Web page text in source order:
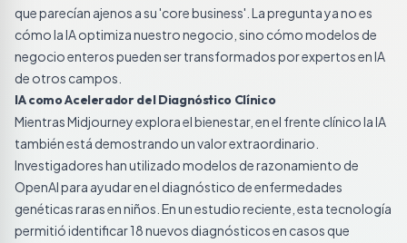
que parecían ajenos a su 'core business'. La pregunta ya no es
cómo la IA optimiza nuestro negocio, sino cómo modelos de
negocio enteros pueden ser transformados por expertos en IA
de otros campos.
IA como Acelerador del Diagnóstico Clínico
Mientras Midjourney explora el bienestar, en el frente clínico la IA
también está demostrando un valor extraordinario.
Investigadores han utilizado modelos de razonamiento de
OpenAI para ayudar en el diagnóstico de enfermedades
genéticas raras en niños. En un estudio reciente, esta tecnología
permitió identificar 18 nuevos diagnósticos en casos que